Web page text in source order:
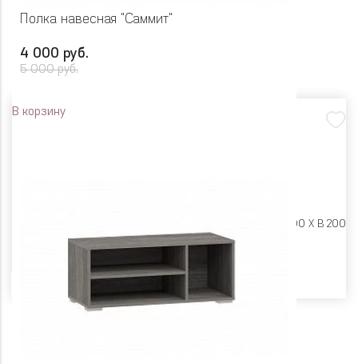
Полка навесная "Саммит"
4 000 руб.
5 000 руб.
В корзину
Ш 1202 X Г 300 X В 200